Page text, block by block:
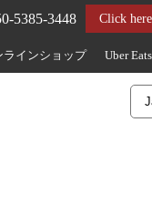
Click
5385-3448
ラインショップ Uber Eats